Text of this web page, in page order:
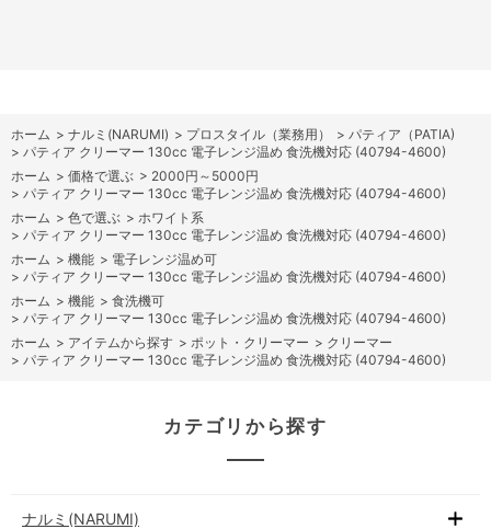
ホーム > ナルミ(NARUMI) > プロスタイル（業務用） > パティア（PATIA)
> パティア クリーマー 130cc 電子レンジ温め 食洗機対応 (40794-4600)
ホーム > 価格で選ぶ > 2000円～5000円
> パティア クリーマー 130cc 電子レンジ温め 食洗機対応 (40794-4600)
ホーム > 色で選ぶ > ホワイト系
> パティア クリーマー 130cc 電子レンジ温め 食洗機対応 (40794-4600)
ホーム > 機能 > 電子レンジ温め可
> パティア クリーマー 130cc 電子レンジ温め 食洗機対応 (40794-4600)
ホーム > 機能 > 食洗機可
> パティア クリーマー 130cc 電子レンジ温め 食洗機対応 (40794-4600)
ホーム > アイテムから探す > ポット・クリーマー > クリーマー
> パティア クリーマー 130cc 電子レンジ温め 食洗機対応 (40794-4600)
カテゴリから探す
ナルミ(NARUMI)